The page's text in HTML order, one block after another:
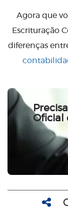
Agora que
Escrituração
diferenças
Oficial